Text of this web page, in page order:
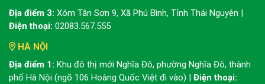
Địa điểm 3: Xóm Tân Sơn 9, Xã Phú Bình, Tỉnh Thái Nguyên |
Điện thoại: 02083.567.555
HÀ NỘI
Địa điểm 1: Khu đô thị mới Nghĩa Đô, phường Nghĩa Đô, thành
phố Hà Nội (ngõ 106 Hoàng Quốc Việt đi vào) | Điện thoại: